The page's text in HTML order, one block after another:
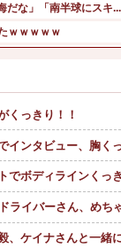
だな」「南半球にスキ...
ｗｗｗｗｗ
ｗｗｗｗｗｗｗｗｗ...
当時8歳の妹にとんでも
っきり！！
ンタビュー、胸く
ボディラインくっ
ライバーさん、め
、ケイナさんと一緒